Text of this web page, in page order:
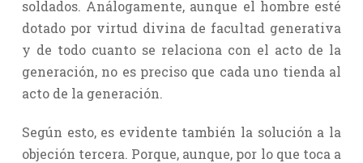
soldados. Análogamente, aunque el hombre esté
dotado por virtud divina de facultad generativa
y de todo cuanto se relaciona con el acto de la
generación, no es preciso que cada uno tienda al
acto de la generación.
Según esto, es evidente también la solución a la
objeción tercera. Porque, aunque, por lo que toca a